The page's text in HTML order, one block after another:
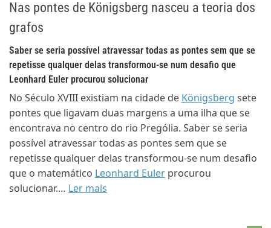
Nas pontes de Königsberg nasceu a teoria dos
grafos
Saber se seria possível atravessar todas as pontes sem que se
repetisse qualquer delas transformou-se num desafio que
Leonhard Euler procurou solucionar
No Século XVIII existiam na cidade de Königsberg sete
pontes que ligavam duas margens a uma ilha que se
encontrava no centro do rio Prególia. Saber se seria
possível atravessar todas as pontes sem que se
repetisse qualquer delas transformou-se num desafio
que o matemático Leonhard Euler procurou
solucionar.… Ler mais